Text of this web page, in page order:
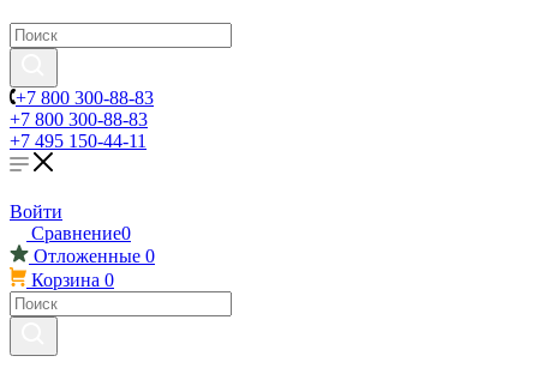
+7 800 300-88-83
+7 800 300-88-83
+7 495 150-44-11
Войти
Сравнение0
Отложенные 0
Корзина 0